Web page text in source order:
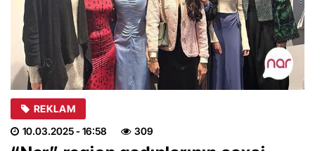
REKLAM
10.03.2025- 16:58 309